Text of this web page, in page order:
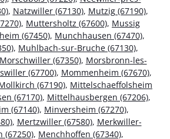
, Natzwiller (67130), Mutzig (67190),
, Muttersholtz (67600), Mussig
(67450), Munchhausen (67470),
, Muhlbach-sur-Bruche (67130),
Morschwiller (67350), Morsbronn-les-
(67700), Mommenheim (67670),
(67190), Mittelschaeffolsheim
(67170), Mittelhausbergen (67206),
(67140), Minversheim (67270),
, Mertzwiller (67580), Merkwiller-
(67250), Menchhoffen (67340),